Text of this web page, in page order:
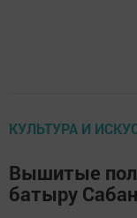
КУЛЬТУРА И
Вышитые
батыру